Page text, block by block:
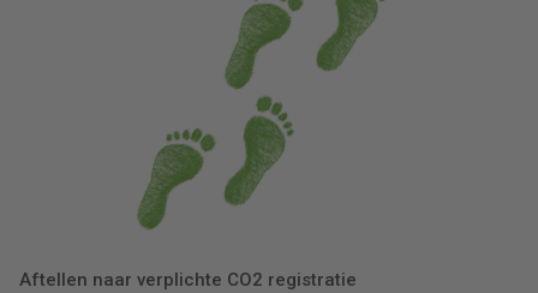
Aftellen naar verplichte CO2 registratie